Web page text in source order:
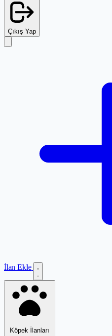
Çıkış Yap
İlan Ekle
Köpek İlanları